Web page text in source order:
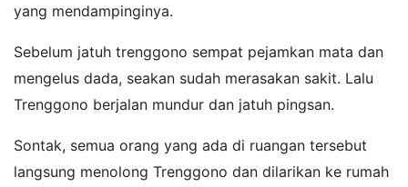
yang mendampinginya.
Sebelum jatuh trenggono sempat pejamkan mata dan
mengelus dada, seakan sudah merasakan sakit. Lalu
Trenggono berjalan mundur dan jatuh pingsan.
Sontak, semua orang yang ada di ruangan tersebut
langsung menolong Trenggono dan dilarikan ke rumah